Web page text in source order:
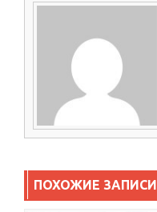
ПОХОЖИЕ ЗАПИСИ